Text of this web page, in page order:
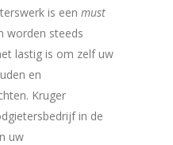
is een must
worden steeds
lastig is om zelf uw
en
Kruger
in de
uw